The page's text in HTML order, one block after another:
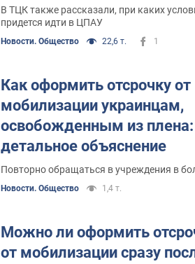
В ТЦК также рассказали, при каких
придется идти в ЦПАУ
Новости. Общество 22,6 т. 1
Как оформить отсрочку от
мобилизации украинцам,
освобожденным из плена:
детальное объяснение
Повторно обращаться в учреждения в
Новости. Общество 1,4 т.
Можно ли оформить
от мобилизации сразу